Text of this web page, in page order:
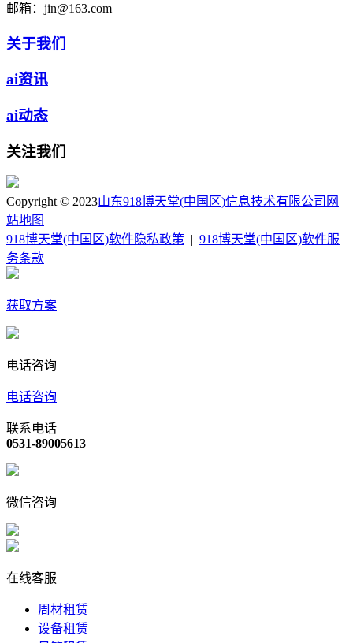
邮箱： jin@163.com
关于我们
ai资讯
ai动态
关注我们
Copyright © 2023山东918博天堂(中国区)信息技术有限公司 网
站地图
918博天堂(中国区)软件隐私政策
918博天堂(中国区)软件服
务条款
获取方案
电话咨询
电话咨询
联系电话
0531-89005613
微信咨询
在线客服
周材租赁
设备租赁